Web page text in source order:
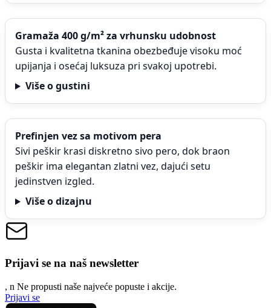
Gramaža 400 g/m² za vrhunsku udobnost
Gusta i kvalitetna tkanina obezbeđuje visoku moć
upijanja i osećaj luksuza pri svakoj upotrebi.
Više o gustini
Prefinjen vez sa motivom pera
Sivi peškir krasi diskretno sivo pero, dok braon
peškir ima elegantan zlatni vez, dajući setu
jedinstven izgled.
Više o dizajnu
Prijavi se na naš newsletter
, n Ne propusti naše najveće popuste i akcije.
Prijavi se